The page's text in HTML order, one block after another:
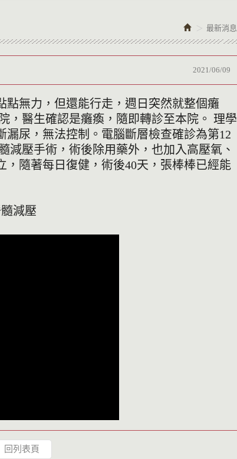
最新消息
2021/06/09
點無力，但還能行走，週日突然就整個癱
，醫生確認是癱瘓，隨即轉診至本院。 理學
尿，無法控制。電腦斷層檢查確診為第12
減壓手術，術後除用藥外，也加入高壓氧、
隨著每日復健，術後40天，張棒棒已經能
減壓
回列表頁